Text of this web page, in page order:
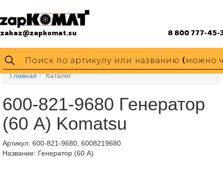
zakaz@zapkomat.su 8 800 777-45-
Главная Каталог
600-821-9680 Генератор
(60 A) Komatsu
Артикул: 600-821-9680, 6008219680
Название: Генератор (60 A)